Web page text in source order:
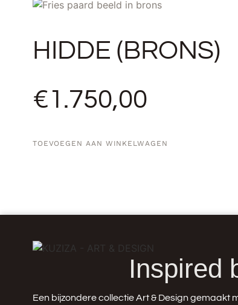
HIDDE (BRONS)
€1.750,00
TOEVOEGEN AAN WINKELWAGEN
Inspired
Een bijzondere collectie Art & Design gemaakt